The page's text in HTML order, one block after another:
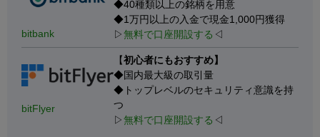
bitbank
◆40種類以上の銘柄を用意
◆1万円以上の入金で現金1,000円獲得
▷無料で口座開設する ◁
bitFlyer
【初心者にもおすすめ】
◆国内最大級の取引量
◆トップレベルのセキュリティ意識を持
つ
▷無料で口座開設する ◁